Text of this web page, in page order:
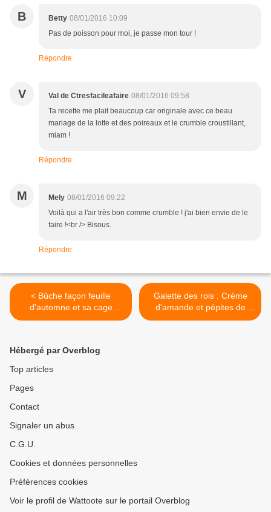
B Betty 08/01/2016 10:09
Pas de poisson pour moi, je passe mon tour !
Répondre
V Val de Ctresfacileafaire 08/01/2016 09:58
Ta recette me plait beaucoup car originale avec ce beau
mariage de la lotte et des poireaux et le crumble croustillant,
miam !
Répondre
M Mely 08/01/2016 09:22
Voilà qui a l'air très bon comme crumble ! j'ai bien envie de le
faire !<br /> Bisous.
Répondre
< Bûche façon feuille
d'automne et sa cage
chocolat
Galette des rois : Crème
d'amande et pépites de
chocolat >
Hébergé par Overblog
Top articles
Pages
Contact
Signaler un abus
C.G.U.
Cookies et données personnelles
Préférences cookies
Voir le profil de Wattoote sur le portail Overblog